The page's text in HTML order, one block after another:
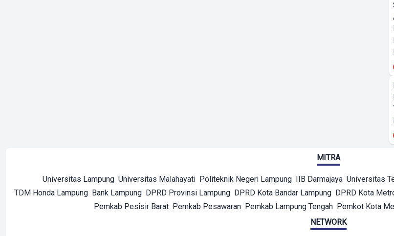
MITRA
Universitas Lampung Universitas Malahayati Politeknik Negeri Lampung IIB Darmajaya Universitas
TDM Honda Lampung Bank Lampung DPRD Provinsi Lampung DPRD Kota Bandar Lampung DPRD Kota
Pemkab Pesisir Barat Pemkab Pesawaran Pemkab Lampung Tengah Pemkot Kota
NETWORK